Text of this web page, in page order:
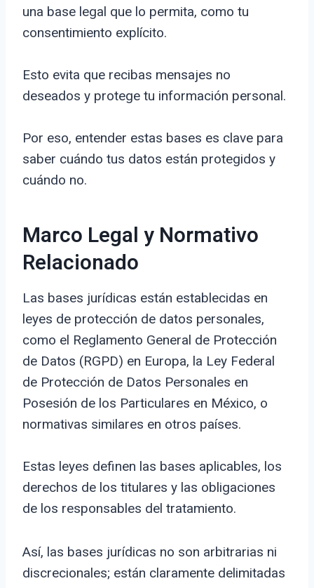
una base legal que lo permita, como tu
consentimiento explícito.
Esto evita que recibas mensajes no
deseados y protege tu información personal.
Por eso, entender estas bases es clave para
saber cuándo tus datos están protegidos y
cuándo no.
Marco Legal y Normativo
Relacionado
Las bases jurídicas están establecidas en
leyes de protección de datos personales,
como el Reglamento General de Protección
de Datos (RGPD) en Europa, la Ley Federal
de Protección de Datos Personales en
Posesión de los Particulares en México, o
normativas similares en otros países.
Estas leyes definen las bases aplicables, los
derechos de los titulares y las obligaciones
de los responsables del tratamiento.
Así, las bases jurídicas no son arbitrarias ni
discrecionales; están claramente delimitadas